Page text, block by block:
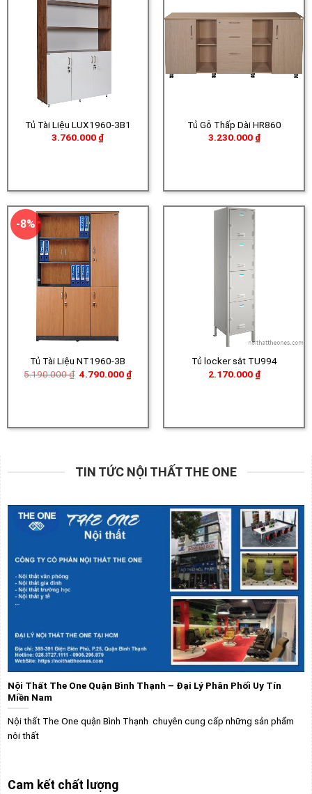
Tủ Tài Liệu LUX1960-3B1
3.760.000 ₫
Tủ Gỗ Thấp Dài HR860
3.230.000 ₫
-8%
Tủ Tài Liệu NT1960-3B
5.190.000₫ Giá
4.790.000 ₫Giá
Tủ locker sắt TU994
2.170.000 ₫
TIN TỨC NỘI THẤT THE ONE
Nội Thất The One Quận Bình Thạnh – Đại Lý Phân Phối Uy Tín
Miền Nam
Nội thất The One quận Bình Thạnh chuyên cung cấp những sản phẩm
nội thất
Cam kết chất lượng